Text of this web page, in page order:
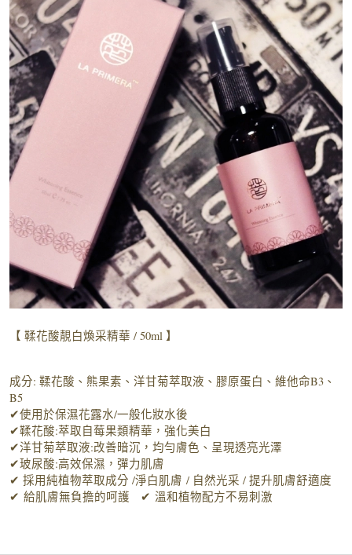
【 鞣花酸靚白煥采精華 / 50ml 】
成分: 鞣花酸、熊果素、洋甘菊萃取液、膠原蛋白、維他命B3、
B5
✔使用於保濕花露水/一般化妝水後
✔鞣花酸:萃取自莓果類精華，強化美白
✔洋甘菊萃取液:改善暗沉，均勻膚色、呈現透亮光澤
✔玻尿酸:高效保濕，彈力肌膚
✔ 採用純植物萃取成分 /淨白肌膚 / 自然光采 / 提升肌膚舒適度
✔ 給肌膚無負擔的呵護 ✔ 溫和植物配方不易刺激